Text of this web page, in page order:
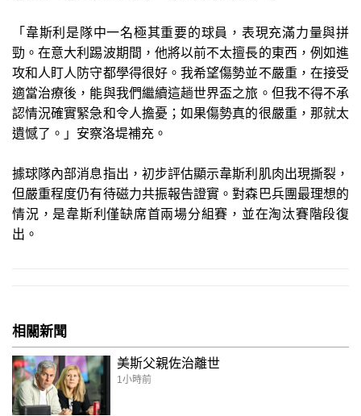
「韋斯利是隊中一名極其重要的球員，表現充滿力量與拼
勁。在意大利踢波期間，他將以前不太擅長的東西，例如進
攻和人盯人防守都學得很好。我希望傷勢並不嚴重，在接受
適當治療後，能與我們繼續這趟世界盃之旅。但我不得不承
認情況確實緊急和令人擔憂；如果傷勢真的很嚴重，那就太
遺憾了。」安察洛堤補充。
據球隊內部消息指出，初步評估顯示韋斯利肌肉出現撕裂，
但嚴重程度仍有待磁力共振報告證實。對森巴兵團最理想的
情況，是韋斯利僅缺席首兩場分組賽，並在淘汰賽階段復
出。
相關新聞
美斯父親佐治離世
1小時前